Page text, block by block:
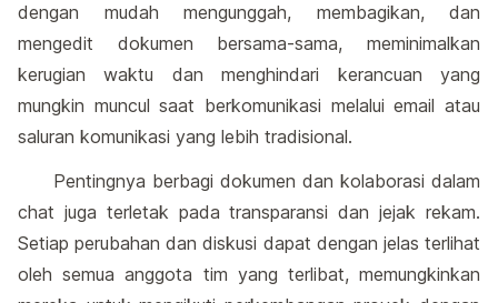
dengan mudah mengunggah, membagikan, dan
mengedit dokumen bersama-sama, meminimalkan
kerugian waktu dan menghindari kerancuan yang
mungkin muncul saat berkomunikasi melalui email atau
saluran komunikasi yang lebih tradisional.
Pentingnya berbagi dokumen dan kolaborasi dalam
chat juga terletak pada transparansi dan jejak rekam.
Setiap perubahan dan diskusi dapat dengan jelas terlihat
oleh semua anggota tim yang terlibat, memungkinkan